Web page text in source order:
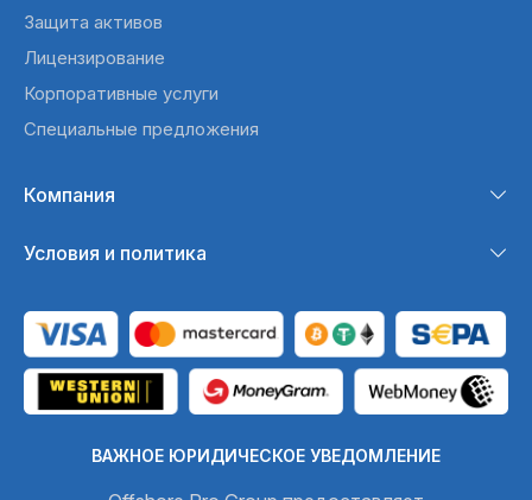
Защита активов
Лицензирование
Корпоративные услуги
Специальные предложения
Компания
Условия и политика
ВАЖНОЕ ЮРИДИЧЕСКОЕ УВЕДОМЛЕНИЕ